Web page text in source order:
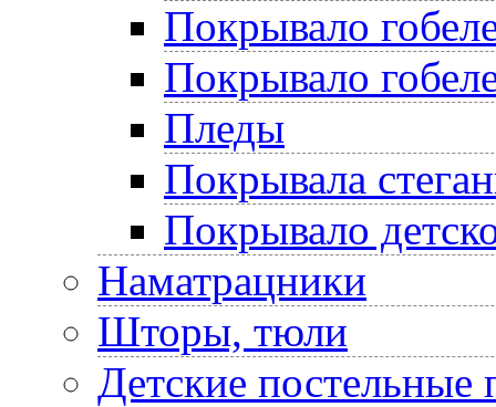
Покрывало
Покрывало
Пледы
Покрывала
Покрывало
Наматрацники
Шторы, тюли
Детские постельные